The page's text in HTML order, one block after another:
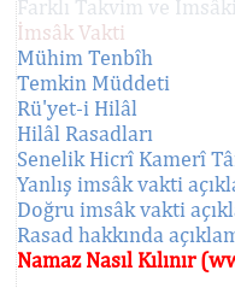
Farklı Takvim ve
İmsâk Vakti
Mühim Tenbîh
Temkin Müddeti
Rü'yet-i Hilâl
Hilâl Rasadları
Senelik Hicrî Kamerî
Yanlış imsâk vakti
Doğru imsâk vakti
Rasad hakkında
Namaz Nasıl Kılınır